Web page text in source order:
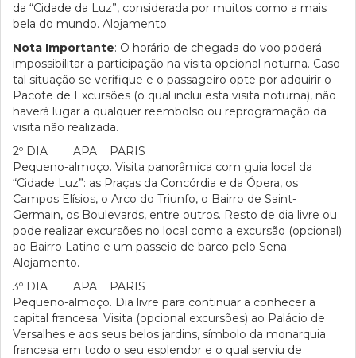
da “Cidade da Luz”, considerada por muitos como a mais
bela do mundo. Alojamento.
Nota Importante: O horário de chegada do voo poderá
impossibilitar a participação na visita opcional noturna. Caso
tal situação se verifique e o passageiro opte por adquirir o
Pacote de Excursões (o qual inclui esta visita noturna), não
haverá lugar a qualquer reembolso ou reprogramação da
visita não realizada.
2º DIA APA PARIS
Pequeno-almoço. Visita panorâmica com guia local da
“Cidade Luz”: as Praças da Concórdia e da Ópera, os
Campos Elísios, o Arco do Triunfo, o Bairro de Saint-
Germain, os Boulevards, entre outros. Resto de dia livre ou
pode realizar excursões no local como a excursão (opcional)
ao Bairro Latino e um passeio de barco pelo Sena.
Alojamento.
3º DIA APA PARIS
Pequeno-almoço. Dia livre para continuar a conhecer a
capital francesa. Visita (opcional excursões) ao Palácio de
Versalhes e aos seus belos jardins, símbolo da monarquia
francesa em todo o seu esplendor e o qual serviu de